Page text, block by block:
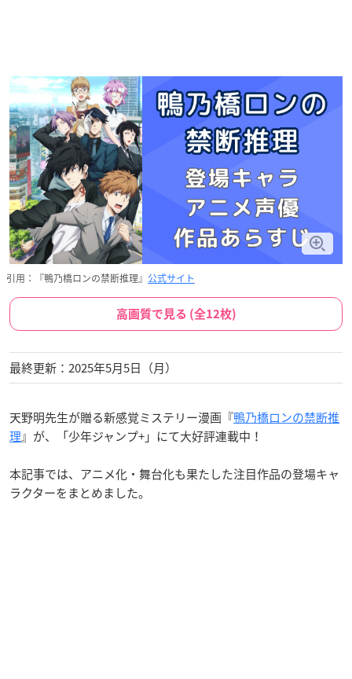
引用：『鴨乃橋ロンの禁断推理』 公式サイト
高画質で見る (全12枚)
最終更新：2025年5月5日（月）
天野明先生が贈る新感覚ミステリー漫画『鴨乃橋ロンの禁断推
理』が、「少年ジャンプ+」にて大好評連載中！
本記事では、アニメ化・舞台化も果たした注目作品の登場キャ
ラクターをまとめました。